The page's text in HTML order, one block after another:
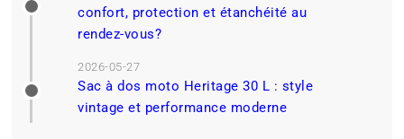
confort, protection et étanchéité au
rendez-vous?
2026-05-27
Sac à dos moto Heritage 30 L : style
vintage et performance moderne